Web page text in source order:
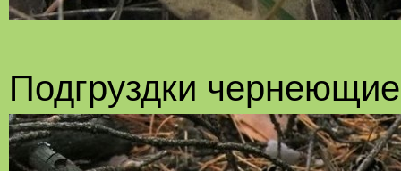
Подгруздки